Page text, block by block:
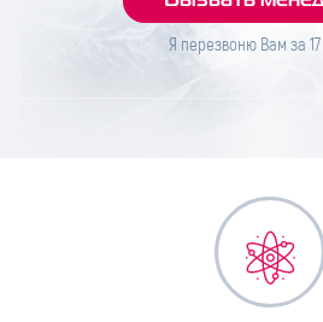
Я перезвоню Вам за 17